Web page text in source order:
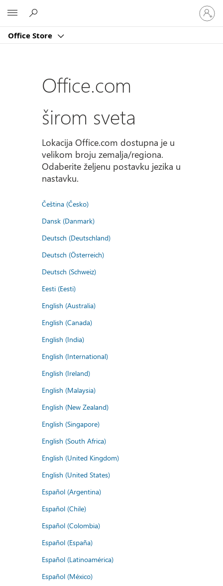
Office Store
Prijavite
se
na
Office.com
širom sveta
Lokacija Office.com dostupna je u
velikom broju zemalja/regiona.
Odaberite željenu postavku jezika u
nastavku.
Čeština (Česko)
Dansk (Danmark)
Deutsch (Deutschland)
Deutsch (Österreich)
Deutsch (Schweiz)
Eesti (Eesti)
English (Australia)
English (Canada)
English (India)
English (International)
English (Ireland)
English (Malaysia)
English (New Zealand)
English (Singapore)
English (South Africa)
English (United Kingdom)
English (United States)
Español (Argentina)
Español (Chile)
Español (Colombia)
Español (España)
Español (Latinoamérica)
Español (México)